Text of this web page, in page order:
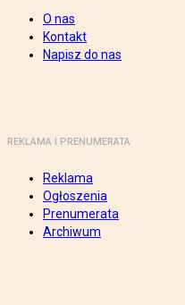
O nas
Kontakt
Napisz do nas
REKLAMA I PRENUMERATA
Reklama
Ogłoszenia
Prenumerata
Archiwum